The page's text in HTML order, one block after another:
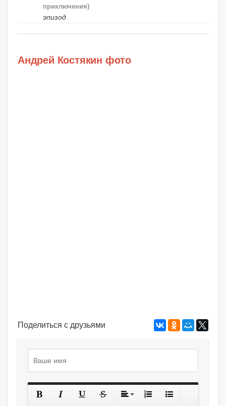
приключения)
эпизод
Андрей Костякин фото
Поделиться с друзьями